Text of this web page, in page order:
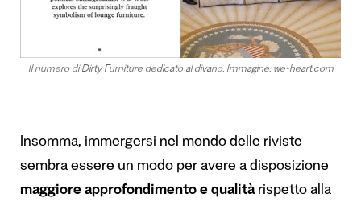
Il numero di Dirty Furniture dedicato al divano. Immagine: we-heart.com
Insomma, immergersi nel mondo delle riviste
sembra essere un modo per avere a disposizione
maggiore approfondimento e qualitàrispetto alla